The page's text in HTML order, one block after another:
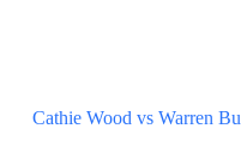
Cathie Wood vs Warren